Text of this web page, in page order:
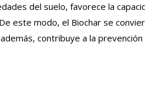
del suelo, favorece la
este modo, el Biochar se
contribuye a la